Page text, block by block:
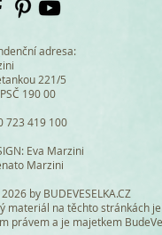
E-pozvánka na
mailu /
Cena
56,00 Kč
Malba Krajina
850,00 Kč
adresa:
221/5
190 00
723 419 100
: Eva Marzini
Marzini
by BUDEVESELKA.CZ
materiál na těchto stránkách
právem a je majetkem